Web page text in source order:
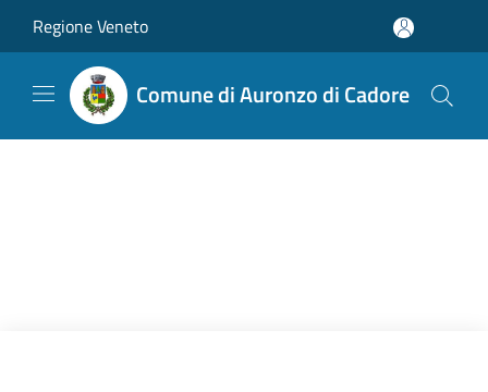
Regione Veneto
Comune di Auronzo di Cadore